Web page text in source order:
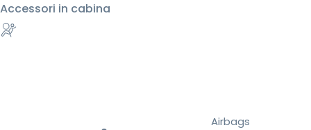
Accessori in cabina
Airbags